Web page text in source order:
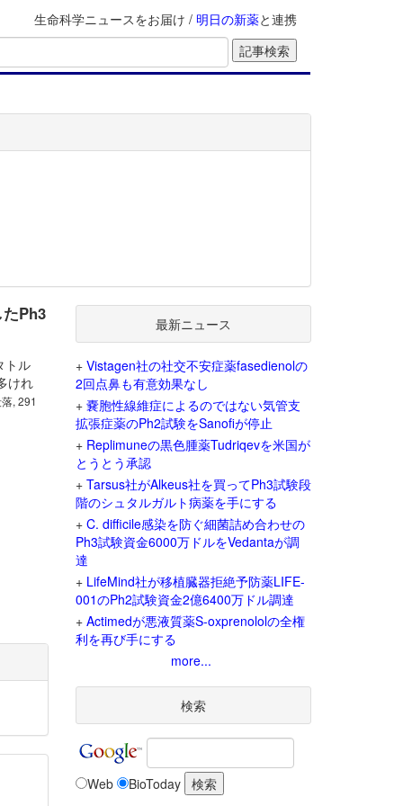
生命科学ニュースをお届け / 明日の新薬と連携
Ph3
トル
けれ
, 291
最新ニュース
+ Vistagen社の社交不安症薬fasedienolの
2回点鼻も有意効果なし
+ 嚢胞性線維症によるのではない気管支
拡張症薬のPh2試験をSanofiが停止
+ Replimuneの黒色腫薬Tudriqevを米国が
とうとう承認
+ Tarsus社がAlkeus社を買ってPh3試験段
階のシュタルガルト病薬を手にする
+ C. difficile感染を防ぐ細菌詰め合わせの
Ph3試験資金6000万ドルをVedantaが調
達
+ LifeMind社が移植臓器拒絶予防薬LIFE-
001のPh2試験資金2億6400万ドル調達
+ Actimedが悪液質薬S-oxprenololの全権
利を再び手にする
more...
検索
Web BioToday